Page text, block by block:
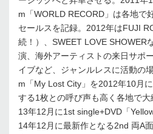
m「WORLD RECORD」は各地で
セールスを記録。2012年はFUJI
続！）、SWEET LOVE SHOWER
演、海外アーティストの来日サポ
イブなど、ジャンルレスに活動の
m「My Lost City」を2012年10月
する1枚との呼び声も高く各地で
13年12月に1st single+DVD「
14年12月に最新作となる2nd 両A